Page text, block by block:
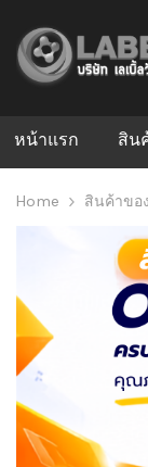
หน้าแรก สิน
Home สินค้าขอ